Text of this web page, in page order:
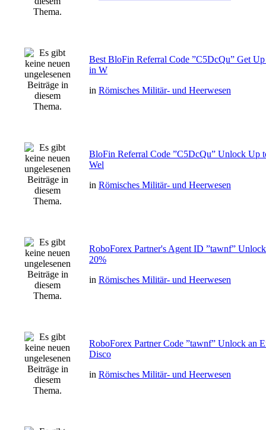
Best BloFin Referral Code ”C5DcQu” Get
in W
in Römisches Militär- und Heerwesen
BloFin Referral Code ”C5DcQu” Unlock Up
Wel
in Römisches Militär- und Heerwesen
RoboForex Partner's Agent ID ”tawnf”
20%
in Römisches Militär- und Heerwesen
RoboForex Partner Code ”tawnf” Unlock an
Disco
in Römisches Militär- und Heerwesen